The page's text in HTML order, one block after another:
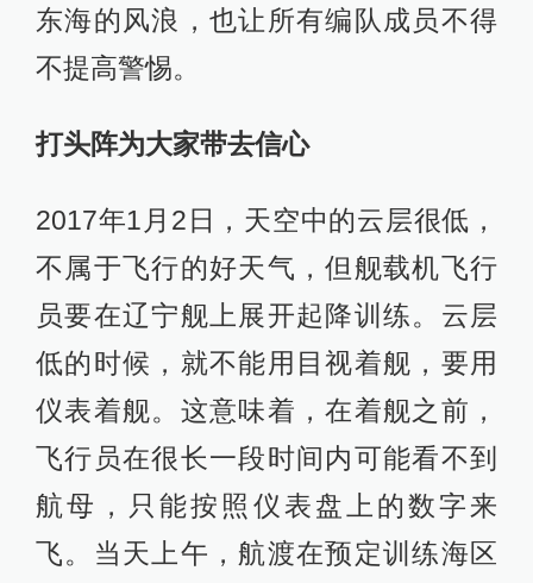
东海的风浪，也让所有编队成员不得
不提高警惕。
打头阵为大家带去信心
2017年1月2日，天空中的云层很低，
不属于飞行的好天气，但舰载机飞行
员要在辽宁舰上展开起降训练。云层
低的时候，就不能用目视着舰，要用
仪表着舰。这意味着，在着舰之前，
飞行员在很长一段时间内可能看不到
航母，只能按照仪表盘上的数字来
飞。当天上午，航渡在预定训练海区